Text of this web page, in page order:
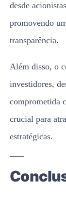
desde
promovendo
transparência.
Além disso, o
investidores,
comprometida
crucial para
estratégicas.